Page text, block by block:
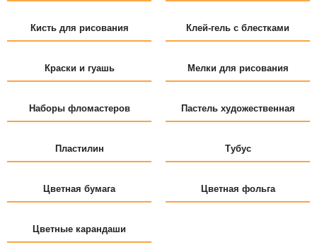
Кисть для рисования Клей-гель с блестками
Краски и гуашь Мелки для рисования
Наборы фломастеров Пастель художественная
Пластилин Тубус
Цветная бумага Цветная фольга
Цветные карандаши